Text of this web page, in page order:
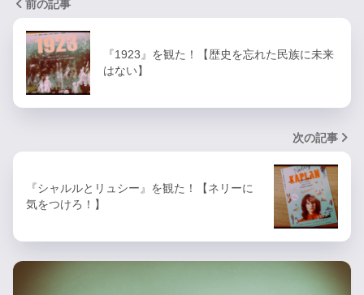
前の記事
『1923』を観た！【歴史を忘れた民族に未来
はない】
次の記事
『シャルルとリュシー』を観た！【ネリーに
気をつけろ！】